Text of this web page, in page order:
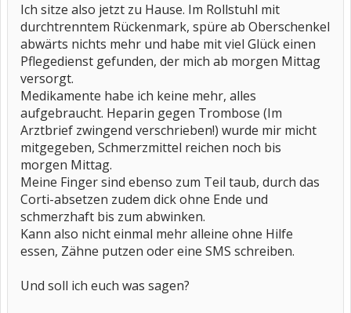
Ich sitze also jetzt zu Hause. Im Rollstuhl mit
durchtrenntem Rückenmark, spüre ab Oberschenkel
abwärts nichts mehr und habe mit viel Glück einen
Pflegedienst gefunden, der mich ab morgen Mittag
versorgt.
Medikamente habe ich keine mehr, alles
aufgebraucht. Heparin gegen Trombose (Im
Arztbrief zwingend verschrieben!) wurde mir micht
mitgegeben, Schmerzmittel reichen noch bis
morgen Mittag.
Meine Finger sind ebenso zum Teil taub, durch das
Corti-absetzen zudem dick ohne Ende und
schmerzhaft bis zum abwinken.
Kann also nicht einmal mehr alleine ohne Hilfe
essen, Zähne putzen oder eine SMS schreiben.
Und soll ich euch was sagen?